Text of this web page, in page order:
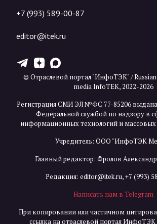
+7 (993) 589-00-87
editor@itek.ru
T Z X
© Отраслевой портал "ИнфоТЭК" /
media InfoTEK, 2022-2026
Регистрация СМИ ЭЛ №ФС 77-85206 выдана
Федеральной службой по надзору в
информационных технологий и
Учредитель: ООО "ИнфоТЭК
Главный редактор: Фролов
Редакция: editor@itek.ru,+7 (993)
Написать нам в Telegram
При копировании или частичном
ссылка на отраслевой портал ИнфоТЭК